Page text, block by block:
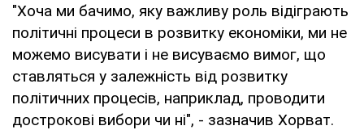
"Хоча ми бачимо, яку важливу роль відіграють
політичні процеси в розвитку економіки, ми не
можемо висувати і не висуваємо вимог, що
ставляться у залежність від розвитку
політичних процесів, наприклад, проводити
дострокові вибори чи ні", - зазначив Хорват.